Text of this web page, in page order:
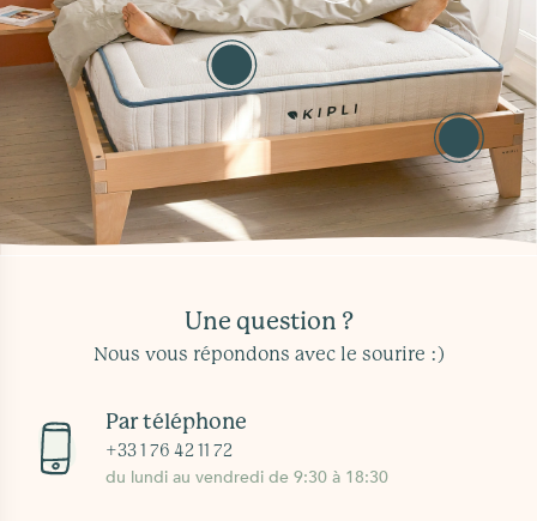
Voir la gamme
Sommier en bois
Voir la gamme
Une question ?
Nous vous répondons avec le sourire :)
Par téléphone
+33 1 76 42 11 72
du lundi au vendredi de 9:30 à 18:30